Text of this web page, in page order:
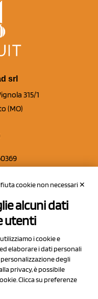
srl
315/1
(MO)
i.v.
cookie non necessari ✕
alcuni dati
utenti
i cookie e
elaborare i dati personali
personalizzazione degli
privacy, è possibile
Clicca su preferenze